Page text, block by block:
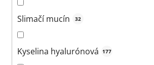
Slimačí mucín 32
Kyselina hyalurónová 177